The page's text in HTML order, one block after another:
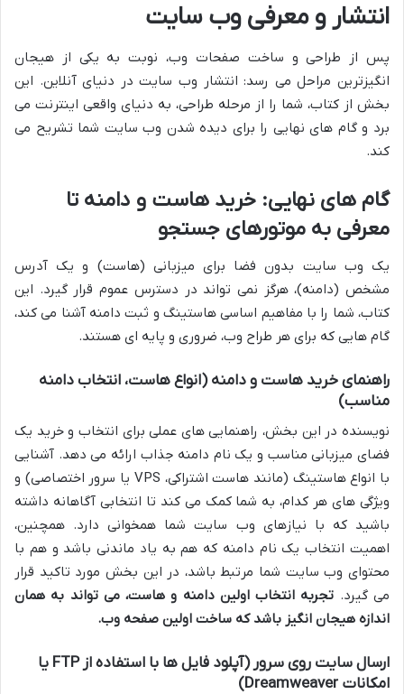
انتشار و معرفی وب سایت
پس از طراحی و ساخت صفحات وب، نوبت به یکی از هیجان
انگیزترین مراحل می رسد: انتشار وب سایت در دنیای آنلاین. این
بخش از کتاب، شما را از مرحله طراحی، به دنیای واقعی اینترنت می
برد و گام های نهایی را برای دیده شدن وب سایت شما تشریح می
کند.
گام های نهایی: خرید هاست و دامنه تا
معرفی به موتورهای جستجو
یک وب سایت بدون فضا برای میزبانی (هاست) و یک آدرس
مشخص (دامنه)، هرگز نمی تواند در دسترس عموم قرار گیرد. این
کتاب، شما را با مفاهیم اساسی هاستینگ و ثبت دامنه آشنا می کند،
گام هایی که برای هر طراح وب، ضروری و پایه ای هستند.
راهنمای خرید هاست و دامنه (انواع هاست، انتخاب دامنه
مناسب)
نویسنده در این بخش، راهنمایی های عملی برای انتخاب و خرید یک
فضای میزبانی مناسب و یک نام دامنه جذاب ارائه می دهد. آشنایی
با انواع هاستینگ (مانند هاست اشتراکی، VPS یا سرور اختصاصی) و
ویژگی های هر کدام، به شما کمک می کند تا انتخابی آگاهانه داشته
باشید که با نیازهای وب سایت شما همخوانی دارد. همچنین،
اهمیت انتخاب یک نام دامنه که هم به یاد ماندنی باشد و هم با
محتوای وب سایت شما مرتبط باشد، در این بخش مورد تاکید قرار
می گیرد. تجربه انتخاب اولین دامنه و هاست، می تواند به همان
اندازه هیجان انگیز باشد که ساخت اولین صفحه وب.
ارسال سایت روی سرور (آپلود فایل ها با استفاده از FTP یا
امکانات Dreamweaver)